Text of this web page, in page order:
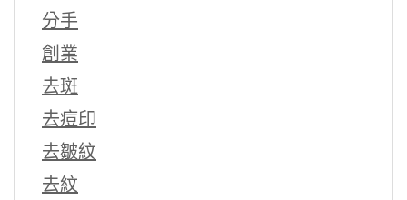
分手
創業
去斑
去痘印
去皺紋
去紋